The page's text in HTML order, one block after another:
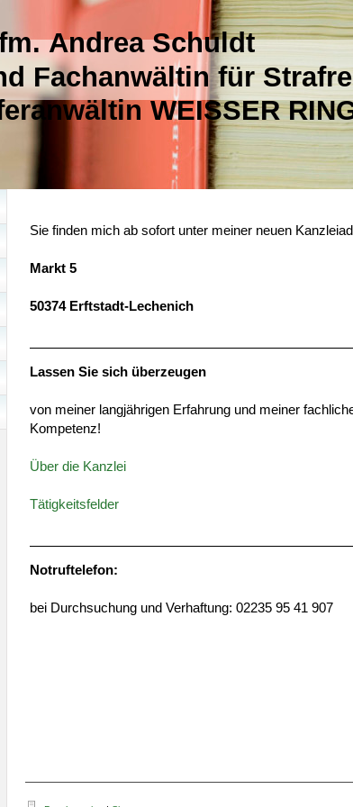
Andrea Schuldt
Fachanwältin für
WEISSER
Sie finden mich ab sofort unter meiner neuen
Markt 5
50374 Erftstadt-Lechenich
Lassen Sie sich überzeugen
von meiner langjährigen Erfahrung und meiner
Kompetenz!
Über die Kanzlei
Tätigkeitsfelder
Notruftelefon:
bei Durchsuchung und Verhaftung: 02235 95 41 907